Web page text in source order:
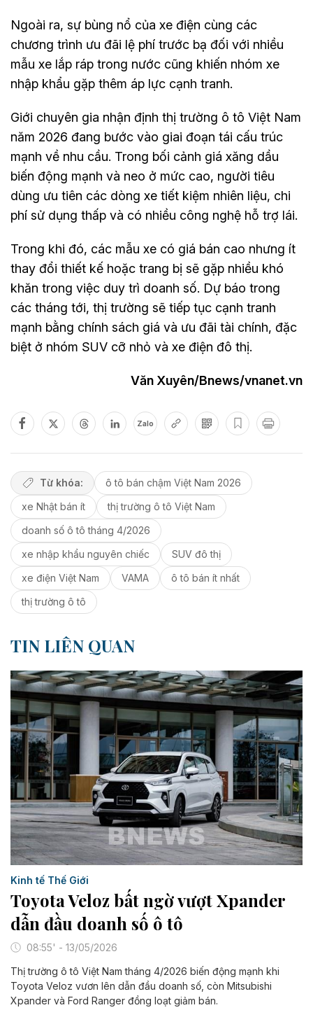
Ngoài ra, sự bùng nổ của xe điện cùng các
chương trình ưu đãi lệ phí trước bạ đối với nhiều
mẫu xe lắp ráp trong nước cũng khiến nhóm xe
nhập khẩu gặp thêm áp lực cạnh tranh.
Giới chuyên gia nhận định thị trường ô tô Việt Nam
năm 2026 đang bước vào giai đoạn tái cấu trúc
mạnh về nhu cầu. Trong bối cảnh giá xăng dầu
biến động mạnh và neo ở mức cao, người tiêu
dùng ưu tiên các dòng xe tiết kiệm nhiên liệu, chi
phí sử dụng thấp và có nhiều công nghệ hỗ trợ lái.
Trong khi đó, các mẫu xe có giá bán cao nhưng ít
thay đổi thiết kế hoặc trang bị sẽ gặp nhiều khó
khăn trong việc duy trì doanh số. Dự báo trong
các tháng tới, thị trường sẽ tiếp tục cạnh tranh
mạnh bằng chính sách giá và ưu đãi tài chính, đặc
biệt ở nhóm SUV cỡ nhỏ và xe điện đô thị.
Văn Xuyên/Bnews/vnanet.vn
Zalo
Từ khóa:
ô tô bán chậm Việt Nam 2026
xe Nhật bán ít
thị trường ô tô Việt Nam
doanh số ô tô tháng 4/2026
xe nhập khẩu nguyên chiếc
SUV đô thị
xe điện Việt Nam
VAMA
ô tô bán ít nhất
thị trường ô tô
TIN LIÊN QUAN
Kinh tế Thế Giới
Toyota Veloz bất ngờ vượt Xpander
dẫn đầu doanh số ô tô
08:55' - 13/05/2026
Thị trường ô tô Việt Nam tháng 4/2026 biến động mạnh khi
Toyota Veloz vươn lên dẫn đầu doanh số, còn Mitsubishi
Xpander và Ford Ranger đồng loạt giảm bán.